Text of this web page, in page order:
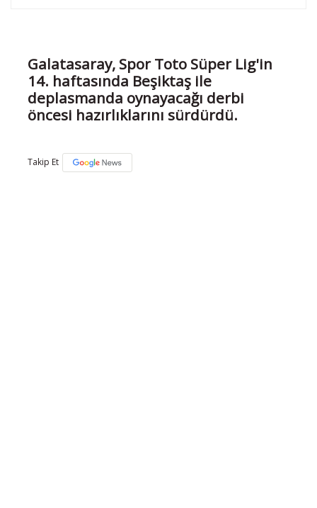
Galatasaray, Spor Toto Süper Lig'in
14. haftasında Beşiktaş ile
deplasmanda oynayacağı derbi
öncesi hazırlıklarını sürdürdü.
Takip Et